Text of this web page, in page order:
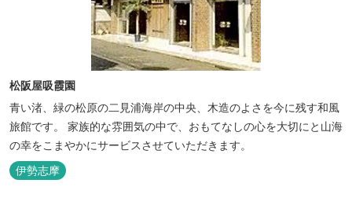
松阪屋吸霞園
青い渚、緑の松原の二見浦海岸の中央、木造のよさを今に残す和風
旅館です。 家族的な雰囲気の中で、おもてなしの心を大切にと山海
の幸をこまやかにサービスさせていただきます。
伊勢志摩